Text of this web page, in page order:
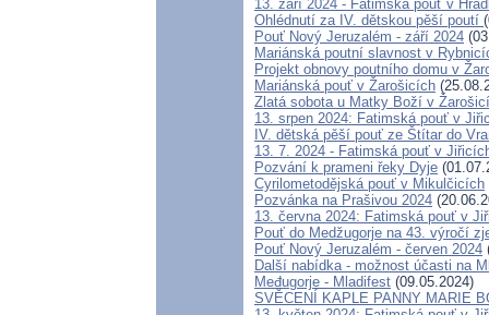
13. září 2024 - Fatimská pouť v
Ohlédnutí za IV. dětskou pěší poutí
Pouť Nový Jeruzalém - září 2024
Mariánská poutní slavnost v
Projekt obnovy poutního domu v
Mariánská pouť v Žarošicích
Zlatá sobota u Matky Boží v
13. srpen 2024: Fatimská pouť v
IV. dětská pěší pouť ze Štítar do
13. 7. 2024 - Fatimská pouť v
Pozvání k prameni řeky Dyje
Cyrilometodějská pouť v Mikulčicích
Pozvánka na Prašivou 2024
13. června 2024: Fatimská pouť v
Pouť do Medžugorje na 43. výročí
Pouť Nový Jeruzalém - červen 2024
Další nabídka - možnost účasti na
Međugorje - Mladifest (09.05.2024)
SVĚCENÍ KAPLE PANNY MARIE